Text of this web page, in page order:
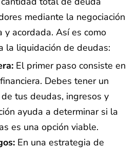
mediante la negociación
y acordada. Así es como
la liquidación de deudas:
El primer paso consiste en
Debes tener un
tus deudas, ingresos y
ayuda a determinar si la
es una opción viable.
En una estrategia de